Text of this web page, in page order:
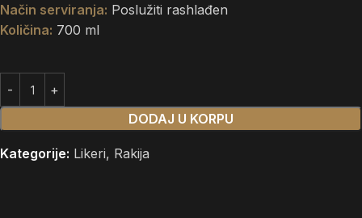
Način serviranja: Poslužiti rashlađen
Količina: 700 ml
DODAJ U KORPU
Kategorije: Likeri, Rakija